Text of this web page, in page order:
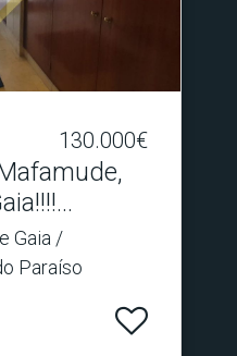
130.000€
Gaia /
Paraíso